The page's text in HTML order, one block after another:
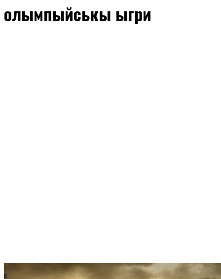
олымпыйськы ыгри